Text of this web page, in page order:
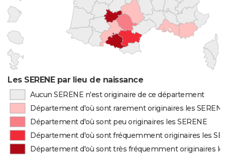
Les SERENE par lieu de naissance
Aucun SERENE n'est originaire de ce département
Département d'où sont rarement originaires les
Département d'où sont peu originaires les SERENE
Département d'où sont fréquemment originaires les
Département d'où sont très fréquemment originaires